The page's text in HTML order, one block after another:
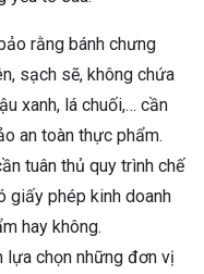
rằng bánh chưng
sạch sẽ, không chứa
xanh, lá chuối,… cần
an toàn thực phẩm.
tuân thủ quy trình chế
giấy phép kinh doanh
hay không.
lựa chọn những đơn vị